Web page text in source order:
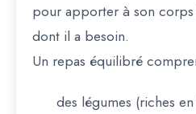
pour apporter à son corps
dont il a besoin.
Un repas équilibré
des légumes (riches